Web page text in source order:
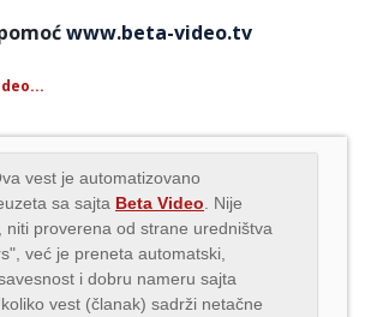
www.beta-video.tv
vest je automatizovano
sa sajta Beta Video . Nije
niti proverena od strane uredništva
već je preneta automatski,
i dobru nameru sajta
vest (članak) sadrži netačne